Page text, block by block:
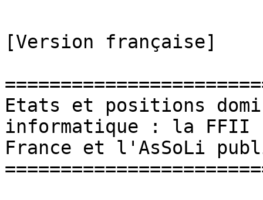
[Version française]
Etats et positions
informatique : la FFII
France et l'AsSoLi